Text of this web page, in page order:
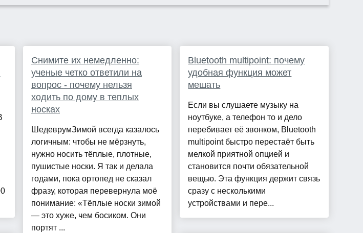
Снимите их немедленно:
ученые четко ответили на
вопрос - почему нельзя
ходить по дому в теплых
носках
ШедеврумЗимой всегда казалось
логичным: чтобы не мёрзнуть,
нужно носить тёплые, плотные,
пушистые носки. Я так и делала
годами, пока ортопед не сказал
фразу, которая перевернула моё
понимание: «Тёплые носки зимой
— это хуже, чем босиком. Они
портят ...
Bluetooth multipoint: почему
удобная функция может
мешать
Если вы слушаете музыку на
ноутбуке, а телефон то и дело
перебивает её звонком, Bluetooth
multipoint быстро перестаёт быть
мелкой приятной опцией и
становится почти обязательной
вещью. Эта функция держит связь
сразу с несколькими
устройствами и пере...